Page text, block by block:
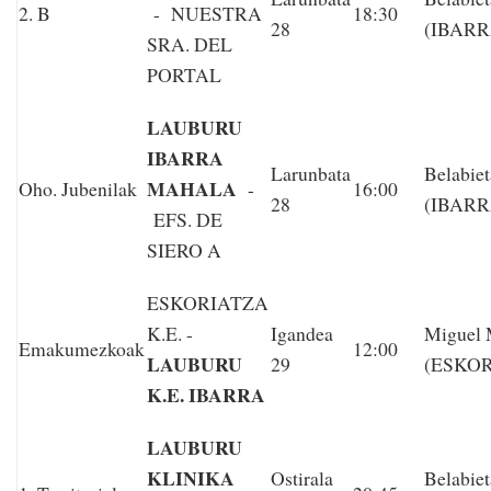
2. B - NUESTRA
SRA. DEL
PORTAL
28
18:30
Oho. Jubenilak
LAUBURU
IBARRA
MAHALA -
EFS. DE
SIERO A
Larunbata
28
16:00
Emakumezkoak
ESKORIATZA
K.E. -
LAUBURU
K.E. IBARRA
Igandea
29
12:00
Miguel
LAUBURU
KLINIKA
Ostirala